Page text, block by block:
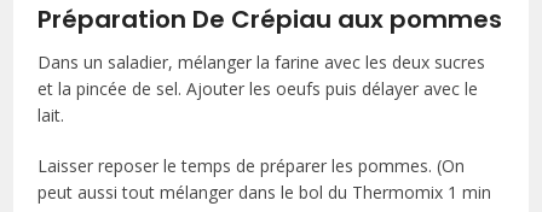
Préparation De Crépiau aux pommes
Dans un saladier, mélanger la farine avec les deux sucres
et la pincée de sel. Ajouter les oeufs puis délayer avec le
lait.
Laisser reposer le temps de préparer les pommes. (On
peut aussi tout mélanger dans le bol du Thermomix 1 min